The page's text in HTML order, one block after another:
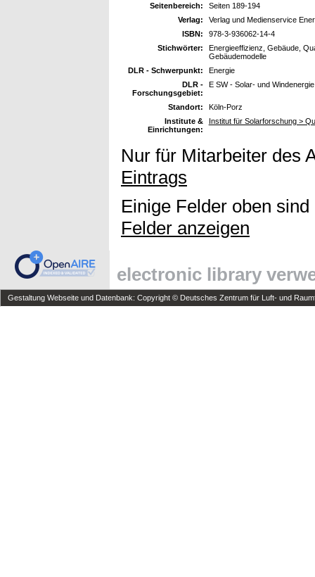
Seitenbereich:
Seiten 189-194
Verlag:
Verlag und Medienservice
ISBN:
978-3-936062-14-4
Stichwörter:
Energieeffizienz, Gebäude,
Gebäudemodelle
DLR - Schwerpunkt:
Energie
DLR -
Forschungsgebiet:
E SW - Solar- und Windenergie
Standort:
Köln-Porz
Institute &
Einrichtungen:
Institut für Solarforschung >
Nur für Mitarbeiter des
Eintrags
Einige Felder oben
Felder anzeigen
electronic library
Gestaltung Webseite und Datenbank: Copyright © Deutsches Zentrum für Luft- und